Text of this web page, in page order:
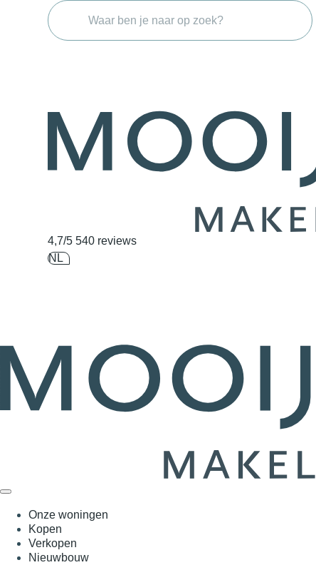
Navigatie overslaan
4,7/5 540 reviews
NL
Onze woningen
Kopen
Verkopen
Nieuwbouw